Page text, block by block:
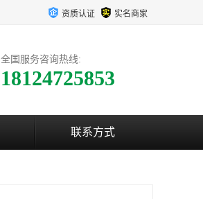
资质认证 实名商家
全国服务咨询热线:
18124725853
联系方式